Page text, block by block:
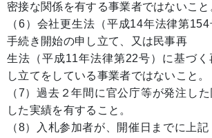
密接な関係を有する事業者ではないこと
（6）会社更生法（平成14年法律第
手続き開始の申し立て、又は民事再
生法（平成11年法律第22号）に基づく
し立てをしている事業者ではないこと。
（7）過去２年間に官公庁等が発注し
した実績を有すること。
（8）入札参加者が、開催日までに上